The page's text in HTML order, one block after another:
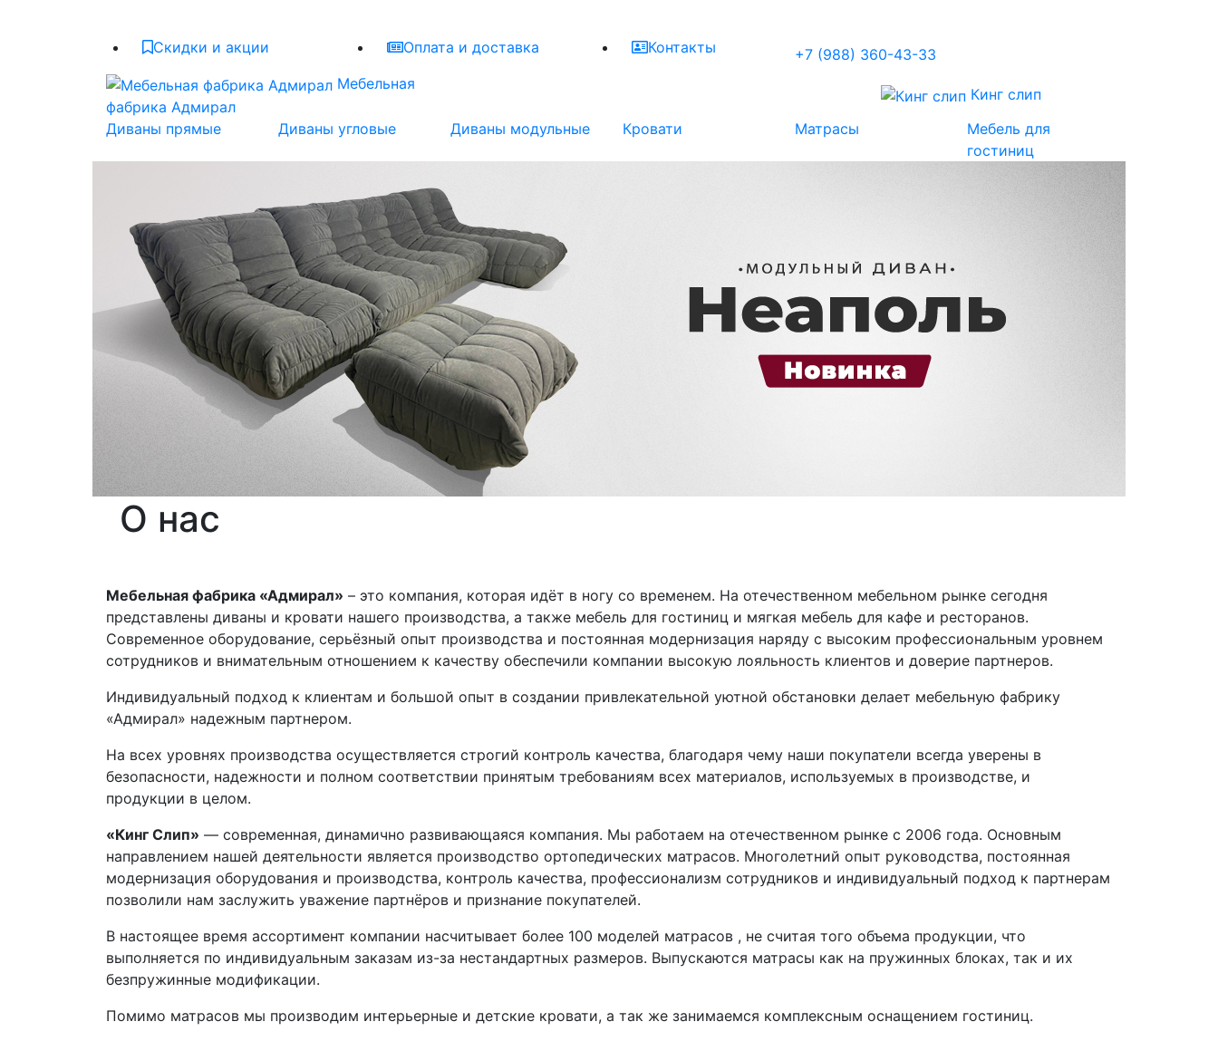
Скидки и акции Оплата и доставка Контакты
+7 (988) 360-43-33
Мебельная
фабрика Адмирал
Кинг слип
Диваны прямые
Диваны угловые Диваны модульные Кровати Матрасы
Мебель для
гостиниц
О нас
Мебельная фабрика «Адмирал» – это компания, которая идёт в ногу со временем. На отечественном мебельном рынке сегодня
представлены диваны и кровати нашего производства, а также мебель для гостиниц и мягкая мебель для кафе и ресторанов.
Современное оборудование, серьёзный опыт производства и постоянная модернизация наряду с высоким профессиональным уровнем
сотрудников и внимательным отношением к качеству обеспечили компании высокую лояльность клиентов и доверие партнеров.
Индивидуальный подход к клиентам и большой опыт в создании привлекательной уютной обстановки делает мебельную фабрику
«Адмирал» надежным партнером.
На всех уровнях производства осуществляется строгий контроль качества, благодаря чему наши покупатели всегда уверены в
безопасности, надежности и полном соответствии принятым требованиям всех материалов, используемых в производстве, и
продукции в целом.
«Кинг Слип» — современная, динамично развивающаяся компания. Мы работаем на отечественном рынке с 2006 года. Основным
направлением нашей деятельности является производство ортопедических матрасов. Многолетний опыт руководства, постоянная
модернизация оборудования и производства, контроль качества, профессионализм сотрудников и индивидуальный подход к партнерам
позволили нам заслужить уважение партнёров и признание покупателей.
В настоящее время ассортимент компании насчитывает более 100 моделей матрасов , не считая того объема продукции, что
выполняется по индивидуальным заказам из-за нестандартных размеров. Выпускаются матрасы как на пружинных блоках, так и их
безпружинные модификации.
Помимо матрасов мы производим интерьерные и детские кровати, а так же занимаемся комплексным оснащением гостиниц.